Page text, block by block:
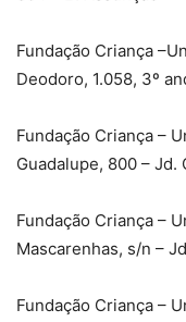
Fundação Criança
Deodoro, 1.058, 3º
Fundação Criança –
Guadalupe, 800 – Jd.
Fundação Criança –
Mascarenhas, s/n –
Fundação Criança –